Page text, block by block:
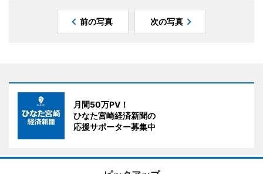
前の写真 次の写真
月間50万PV！
ひなた宮崎経済新聞の
応援サポーター募集中